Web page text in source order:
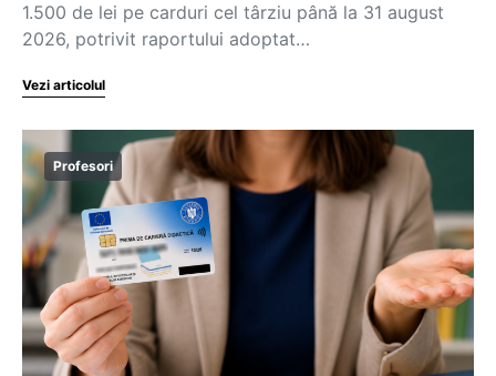
1.500 de lei pe carduri cel târziu până la 31 august
2026, potrivit raportului adoptat…
Vezi articolul
Profesori